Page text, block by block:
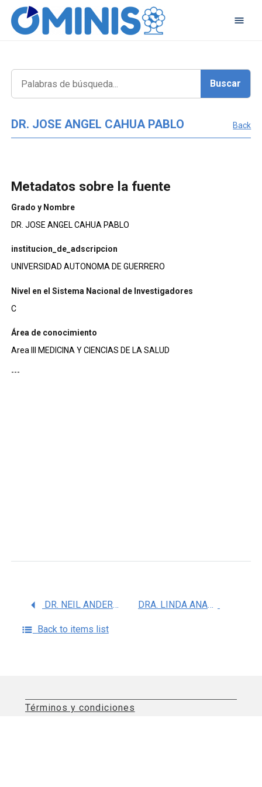
DR. JOSE ANGEL CAHUA PABLO Back
Metadatos sobre la fuente
Grado y Nombre
DR. JOSE ANGEL CAHUA PABLO
institucion_de_adscripcion
UNIVERSIDAD AUTONOMA DE GUERRERO
Nivel en el Sistema Nacional de Investigadores
C
Área de conocimiento
Area III MEDICINA Y CIENCIAS DE LA SALUD
---
DR. NEIL ANDERSSON sin apellido Materno DRA. LINDA ANAHI MARINO ORTEGA
Back to items list
Términos y condiciones